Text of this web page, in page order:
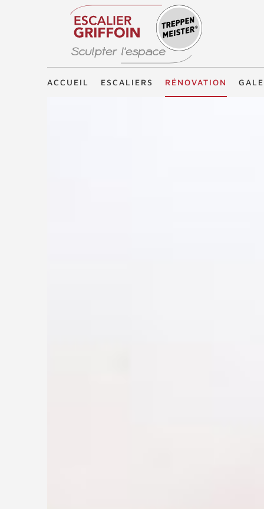
Treppenmeister - Sculpter l'espace
ACCUEIL ESCALIERS RÉNOVATION